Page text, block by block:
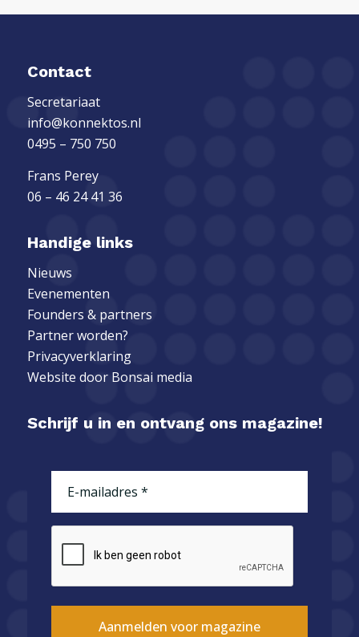
Contact
Secretariaat
info@konnektos.nl
0495 – 750 750
Frans Perey
06 – 46 24 41 36
Handige links
Nieuws
Evenementen
Founders & partners
Partner worden?
Privacyverklaring
Website door Bonsai media
Schrijf u in en ontvang ons magazine!
Aanmelden voor magazine